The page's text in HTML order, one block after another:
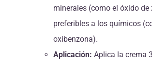
minerales (como el óxido de
preferibles a los químicos
oxibenzona).
Aplicación: Aplica la crema